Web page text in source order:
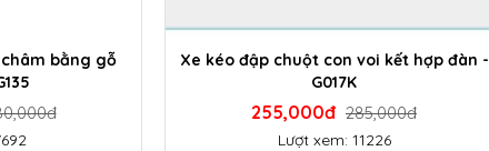
bằng gỗ
Xe kéo đập chuột con voi kết hợp đàn -
G017K
255,000đ 285,000đ
Lượt xem: 11226